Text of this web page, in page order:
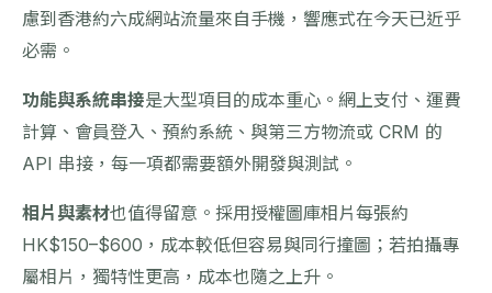
慮到香港約六成網站流量來自手機，響應式在今天已近乎
必需。
功能與系統串接是大型項目的成本重心。網上支付、運費
計算、會員登入、預約系統、與第三方物流或 CRM 的
API 串接，每一項都需要額外開發與測試。
相片與素材也值得留意。採用授權圖庫相片每張約
HK$150–$600，成本較低但容易與同行撞圖；若拍攝專
屬相片，獨特性更高，成本也隨之上升。